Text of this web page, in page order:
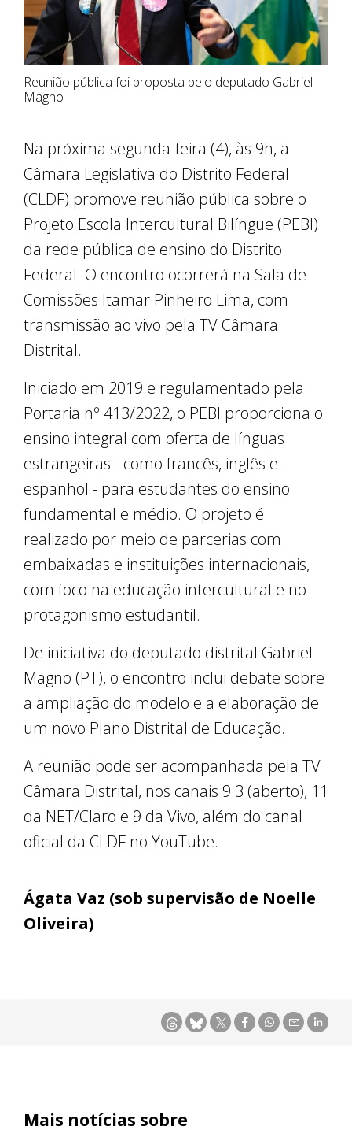
Reunião pública foi proposta pelo deputado Gabriel
Magno
Na próxima segunda-feira (4), às 9h, a
Câmara Legislativa do Distrito Federal
(CLDF) promove reunião pública sobre o
Projeto Escola Intercultural Bilíngue (PEBI)
da rede pública de ensino do Distrito
Federal. O encontro ocorrerá na Sala de
Comissões Itamar Pinheiro Lima, com
transmissão ao vivo pela TV Câmara
Distrital.
Iniciado em 2019 e regulamentado pela
Portaria nº 413/2022, o PEBI proporciona o
ensino integral com oferta de línguas
estrangeiras - como francês, inglês e
espanhol - para estudantes do ensino
fundamental e médio. O projeto é
realizado por meio de parcerias com
embaixadas e instituições internacionais,
com foco na educação intercultural e no
protagonismo estudantil.
De iniciativa do deputado distrital Gabriel
Magno (PT), o encontro inclui debate sobre
a ampliação do modelo e a elaboração de
um novo Plano Distrital de Educação.
A reunião pode ser acompanhada pela TV
Câmara Distrital, nos canais 9.3 (aberto), 11
da NET/Claro e 9 da Vivo, além do canal
oficial da CLDF no YouTube.
Ágata Vaz (sob supervisão de Noelle
Oliveira)
Mais notícias sobre